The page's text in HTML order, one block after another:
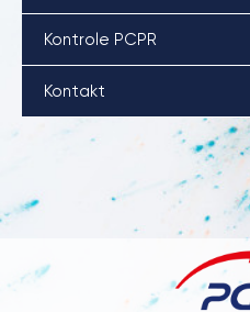
Kontrole PCPR
Kontakt